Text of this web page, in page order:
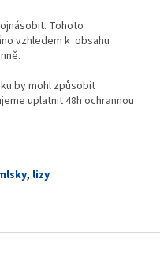
Tohoto
vzhledem k obsahu
by mohl způsobit
uplatnit 48h ochrannou
lizy